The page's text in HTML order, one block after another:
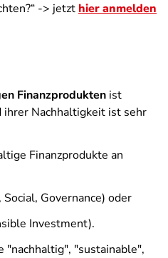
-> jetzt hier anmelden
Finanzprodukten ist
ihrer Nachhaltigkeit ist sehr
Finanzprodukte an
Governance) oder
Investment).
"nachhaltig", "sustainable",